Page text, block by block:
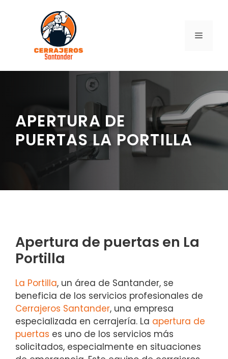
contenido
MENÚ
APERTURA DE
PUERTAS LA PORTILLA
Apertura de puertas en La
Portilla
La Portilla, un área de Santander, se
beneficia de los servicios profesionales de
Cerrajeros Santander, una empresa
especializada en cerrajería. La apertura de
puertas es uno de los servicios más
solicitados, especialmente en situaciones